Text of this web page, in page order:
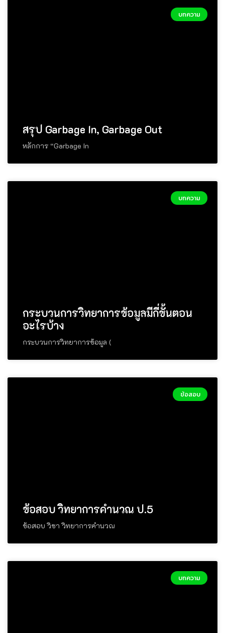
บทความ
สรุป Garbage In, Garbage Out
หลักการ “Garbage In
บทความ
กระบวนการวิทยาการข้อมูลมีกี่ขั้นตอน
อะไรบ้าง
กระบวนการวิทยาการข้อมูล (
ข้อสอบ
ข้อสอบ วิทยาการคำนวณ ป.5
ข้อสอบ วิชา วิทยาการคำนวณ
บทความ